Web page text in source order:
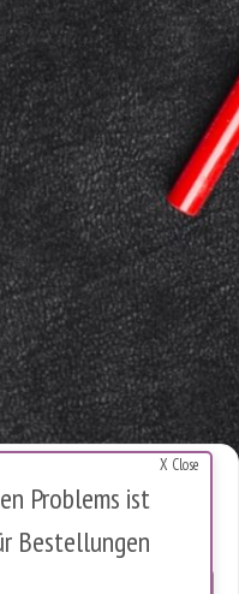
Nutzung zu analysieren.
gespeichert.
X Close
Problems ist
Bestellungen